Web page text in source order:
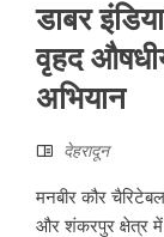
डाबर
वृहद
अभियान
देहरादून
मनबीर कौर
और शंकरपुर क्षेत्र में